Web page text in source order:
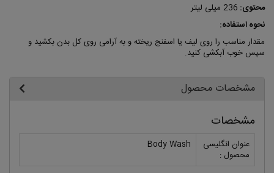
محتوی: 236 میلی لیتر
نحوه استفاده:
مقدار مناسب را روی لیف یا اسفنج ریخته و به آرامی روی کل بدن بکشید و
سپس خوب آبکشی کنید.
مشخصات محصول
مشخصات
عنوان انگلیسی
محصول :
Body Wash